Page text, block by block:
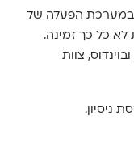
במערכת הפעלה של
לא כל כך זמינה.
צוות